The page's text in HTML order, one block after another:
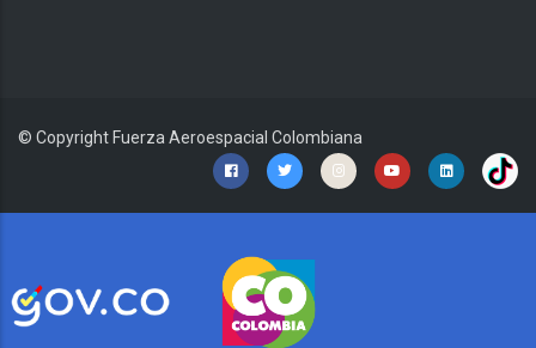
© Copyright Fuerza Aeroespacial Colombiana